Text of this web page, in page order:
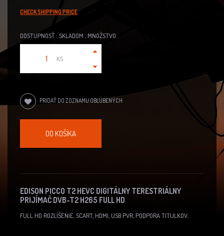
CHECK SHIPPING PRICE
DOSTUPNOSŤ : SKLADOM , MNOŽSTVO:
KS
PRIDAŤ DO ZOZNAMU OBĽÚBENÝCH
DO KOŠÍKA
EDISON PICCO T2 HEVC DIGITÁLNY TERESTRIÁLNY
PRIJÍMAČ DVB-T2 H265 FULL HD
FULL HD ROZLÍŠENIE, SCART, HDMI, USB PVR, PODPORA TITULKOV..